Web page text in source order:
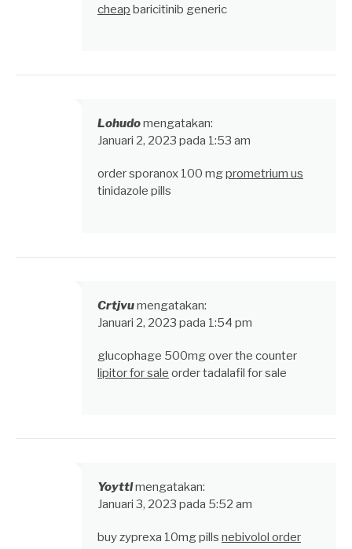
cheap baricitinib generic
Lohudomengatakan:
Januari 2, 2023 pada 1:53 am
order sporanox 100 mgprometrium us
tinidazole pills
Crtjvumengatakan:
Januari 2, 2023 pada 1:54 pm
glucophage 500mg over the counter
lipitor for sale order tadalafil for sale
Yoyttlmengatakan:
Januari 3, 2023 pada 5:52 am
buy zyprexa 10mg pills nebivolol order